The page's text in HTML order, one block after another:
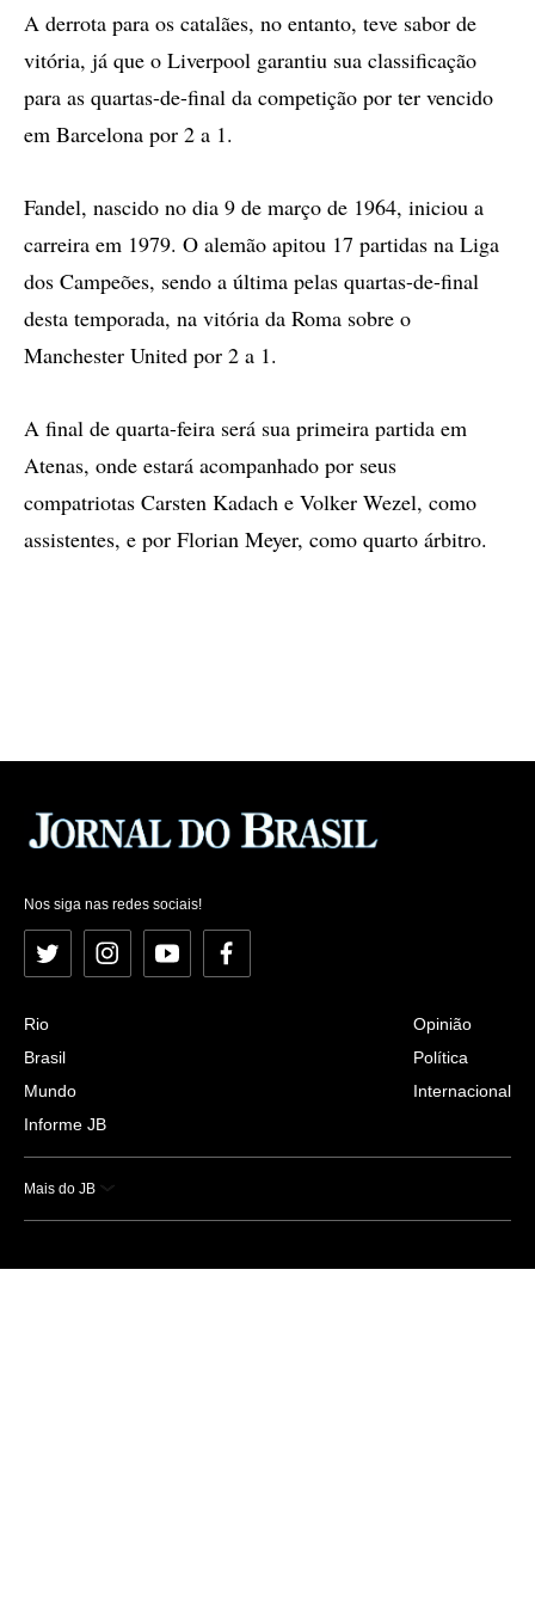
A derrota para os catalães, no entanto, teve sabor de
vitória, já que o Liverpool garantiu sua classificação
para as quartas-de-final da competição por ter vencido
em Barcelona por 2 a 1.
Fandel, nascido no dia 9 de março de 1964, iniciou a
carreira em 1979. O alemão apitou 17 partidas na Liga
dos Campeões, sendo a última pelas quartas-de-final
desta temporada, na vitória da Roma sobre o
Manchester United por 2 a 1.
A final de quarta-feira será sua primeira partida em
Atenas, onde estará acompanhado por seus
compatriotas Carsten Kadach e Volker Wezel, como
assistentes, e por Florian Meyer, como quarto árbitro.
Nos siga nas redes sociais!
Twitter InstagramYouTubeFacebook
Rio
Brasil
Mundo
Informe JB
Opinião
Política
Internacional
Mais do JB
Esportes